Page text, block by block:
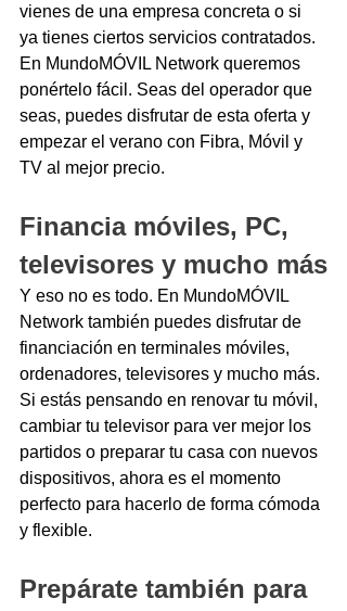
vienes de una empresa concreta o si
ya tienes ciertos servicios contratados.
En MundoMÓVIL Network queremos
ponértelo fácil. Seas del operador que
seas, puedes disfrutar de esta oferta y
empezar el verano con Fibra, Móvil y
TV al mejor precio.
Financia móviles, PC,
televisores y mucho más
Y eso no es todo. En MundoMÓVIL
Network también puedes disfrutar de
financiación en terminales móviles,
ordenadores, televisores y mucho más.
Si estás pensando en renovar tu móvil,
cambiar tu televisor para ver mejor los
partidos o preparar tu casa con nuevos
dispositivos, ahora es el momento
perfecto para hacerlo de forma cómoda
y flexible.
Prepárate también para